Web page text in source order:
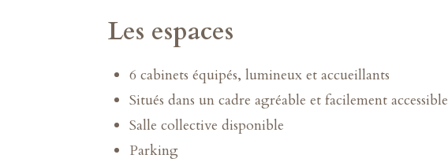
Les espaces
6 cabinets équipés, lumineux et accueillants
Situés dans un cadre agréable et facilement accessible
Salle collective disponible
Parking